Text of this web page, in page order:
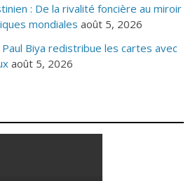
: De la rivalité foncière au miroir
mondiales août 5, 2026
Biya redistribue les cartes avec
août 5, 2026